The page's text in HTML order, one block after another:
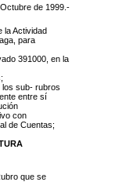
Octubre de 1999 .-
la Actividad
para
391000, en la
los sub- rubros
entre sí
con
de Cuentas;
que se